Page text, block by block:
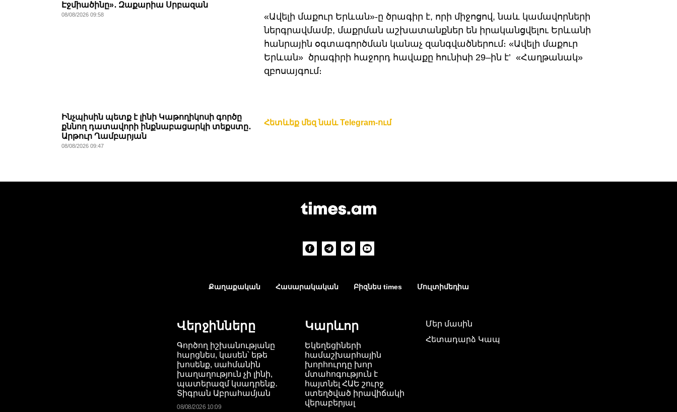
Էջմիածինը»․ Զաքարիա Սրբազան
08/08/2026 09:58
Ինչպիսին պետք է լինի Կաթողիկոսի գործը
քննող դատավորի ինքնաբացարկի տեքստը․
Արթուր Ղամբարյան
08/08/2026 09:47
«Ավելի մաքուր Երևան»-ը ծրագիր է, որի միջոցով, նաև կամավորների
ներգրավմամբ, մաքրման աշխատանքներ են իրականցվելու Երևանի
հանրային օգտագործման կանաչ զանգվածներում։ «Ավելի մաքուր
Երևան» ծրագիրի հաջորդ հավաքը հունիսի 29–ին է’ «Հաղթանակ»
զբոսայգում։
Հետևեք մեզ նաև Telegram-ում
Քաղաքական Հասարակական Բիզնես times Մուլտիմեդիա
Վերջինները
Գործող իշխանությանը
հարցնես, կասեն՝ եթե
խոսենք, սահմանին
խաղաղություն չի լինի,
պատերազմ կսադրենք․
Տիգրան Աբրահամյան
08/08/2026 10:09
Կարևոր
Եկեղեցիների
համաշխարհային
խորհուրդը խոր
մտահոգություն է
հայտնել ՀԱԵ շուրջ
ստեղծված իրավիճակի
վերաբերյալ
Մեր մասին
Հետադարձ Կապ